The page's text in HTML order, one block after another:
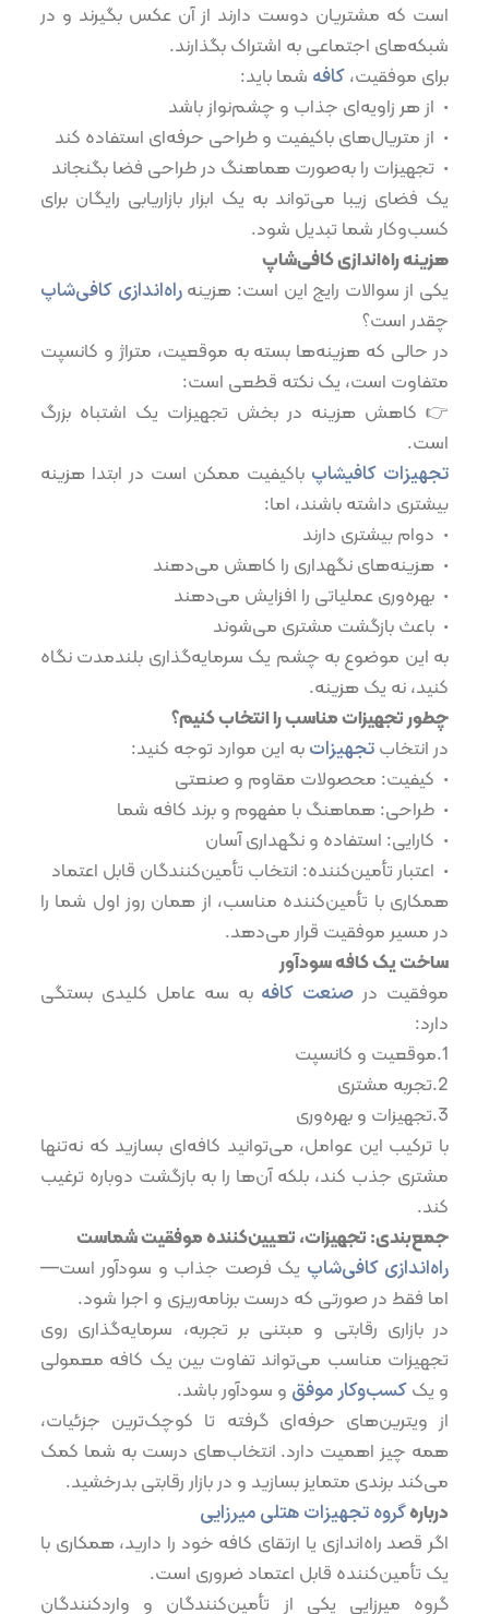
است که مشتریان دوست دارند از آن عکس بگیرند و در
شبکه‌های اجتماعی به اشتراک بگذارند.
برای موفقیت،کافه شما باید:
•⁠ ⁠از هر زاویه‌ای جذاب و چشم‌نواز باشد
•⁠ ⁠از متریال‌های باکیفیت و طراحی حرفه‌ای استفاده کند
•⁠ ⁠تجهیزات را به‌صورت هماهنگ در طراحی فضا بگنجاند
یک فضای زیبا می‌تواند به یک ابزار بازاریابی رایگان برای
کسب‌وکار شما تبدیل شود.
هزینه راه‌اندازی کافی‌شاپ
یکی از سوالات رایج این است: هزینهراه‌اندازی کافی‌شاپ
چقدر است؟
در حالی که هزینه‌ها بسته به موقعیت، متراژ و کانسپت
متفاوت است، یک نکته قطعی است:
👉 کاهش هزینه در بخش تجهیزات یک اشتباه بزرگ
است.
تجهیزات کافیشاپ باکیفیت ممکن است در ابتدا هزینه
بیشتری داشته باشند، اما:
•⁠ ⁠دوام بیشتری دارند
•⁠ ⁠هزینه‌های نگهداری را کاهش می‌دهند
•⁠ ⁠بهره‌وری عملیاتی را افزایش می‌دهند
•⁠ ⁠باعث بازگشت مشتری می‌شوند
به این موضوع به چشم یک سرمایه‌گذاری بلندمدت نگاه
کنید، نه یک هزینه.
چطور تجهیزات مناسب را انتخاب کنیم؟
در انتخابتجهیزاتبه این موارد توجه کنید:
•⁠ ⁠کیفیت: محصولات مقاوم و صنعتی
•⁠ ⁠طراحی: هماهنگ با مفهوم و برند کافه شما
•⁠ ⁠کارایی: استفاده و نگهداری آسان
•⁠ ⁠اعتبار تأمین‌کننده: انتخاب تأمین‌کنندگان قابل اعتماد
همکاری با تأمین‌کننده مناسب، از همان روز اول شما را
در مسیر موفقیت قرار می‌دهد.
ساخت یک کافه سودآور
موفقیت در صنعت کافه به سه عامل کلیدی بستگی
دارد:
1.موقعیت و کانسپت
2.تجربه مشتری
3.تجهیزات و بهره‌وری
با ترکیب این عوامل، می‌توانید کافه‌ای بسازید که نه‌تنها
مشتری جذب کند، بلکه آن‌ها را به بازگشت دوباره ترغیب
کند.
جمع‌بندی: تجهیزات، تعیین‌کننده موفقیت شماست
راه‌اندازی کافی‌شاپ یک فرصت جذاب و سودآور است—
اما فقط در صورتی که درست برنامه‌ریزی و اجرا شود.
در بازاری رقابتی و مبتنی بر تجربه، سرمایه‌گذاری روی
تجهیزات مناسب می‌تواند تفاوت بین یک کافه معمولی
و یککسب‌وکار موفق و سودآور باشد.
از ویترین‌های حرفه‌ای گرفته تا کوچک‌ترین جزئیات،
همه چیز اهمیت دارد. انتخاب‌های درست به شما کمک
می‌کند برندی متمایز بسازید و در بازار رقابتی بدرخشید.
دربارهگروه تجهیزات هتلی میرزایی
اگر قصد راه‌اندازی یا ارتقای کافه خود را دارید، همکاری با
یک تأمین‌کننده قابل اعتماد ضروری است.
گروه میرزایی یکی از تأمین‌کنندگان و واردکنندگان